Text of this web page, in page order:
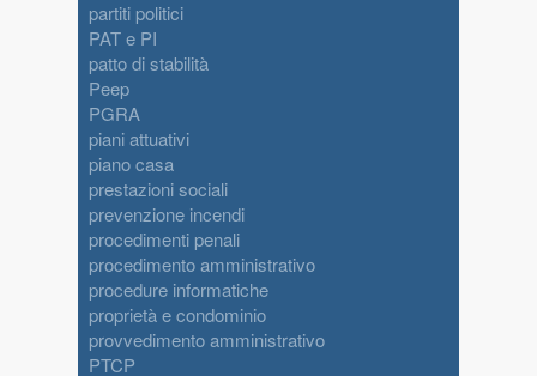
partiti politici
PAT e PI
patto di stabilità
Peep
PGRA
piani attuativi
piano casa
prestazioni sociali
prevenzione incendi
procedimenti penali
procedimento amministrativo
procedure informatiche
proprietà e condominio
provvedimento amministrativo
PTCP